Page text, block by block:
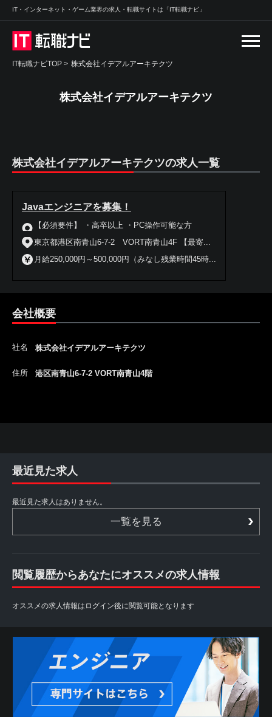
IT・インターネット・ゲーム業界の求人・転職サイトは「IT転職ナビ」
IT転職ナビTOP > 株式会社イデアルアーキテクツ
株式会社イデアルアーキテクツ
株式会社イデアルアーキテクツの求人一覧
Javaエンジニアを募集！
【必須要件】 ・高卒以上 ・PC操作可能な方
東京都港区南青山6-7-2 VORT南青山4F 【最寄...
月給250,000円～500,000円（みなし残業時間45時...
会社概要
社名 株式会社イデアルアーキテクツ
住所 港区南青山6-7-2 VORT南青山4階
最近見た求人
最近見た求人はありません。
一覧を見る
閲覧履歴からあなたにオススメの求人情報
オススメの求人情報はログイン後に閲覧可能となります